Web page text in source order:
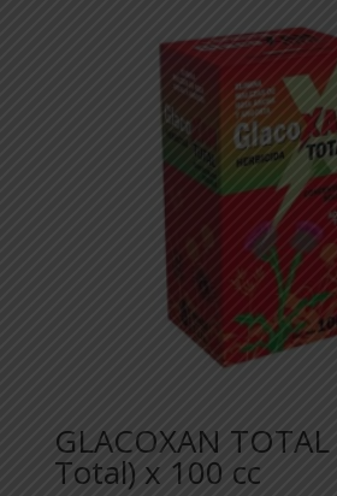
GLACOXAN
Total) x 100 cc